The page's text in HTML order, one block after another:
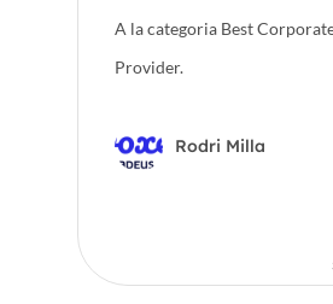
A la categoria Best
Provider.
Rodri Milla